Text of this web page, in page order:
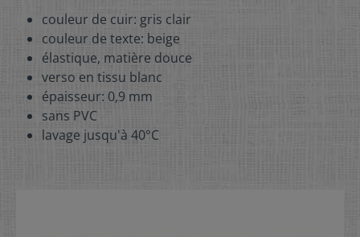
couleur de cuir: gris clair
couleur de texte: beige
élastique, matière douce
verso en tissu blanc
épaisseur: 0,9 mm
sans PVC
lavage jusqu'à 40°C